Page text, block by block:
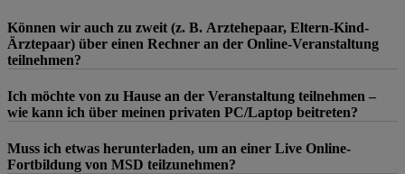
Können wir auch zu zweit (z. B. Arztehepaar, Eltern-Kind-
Ärztepaar) über einen Rechner an der Online-Veranstaltung
teilnehmen?
Ich möchte von zu Hause an der Veranstaltung teilnehmen –
wie kann ich über meinen privaten PC/Laptop beitreten?
Muss ich etwas herunterladen, um an einer Live Online-
Fortbildung von MSD teilzunehmen?